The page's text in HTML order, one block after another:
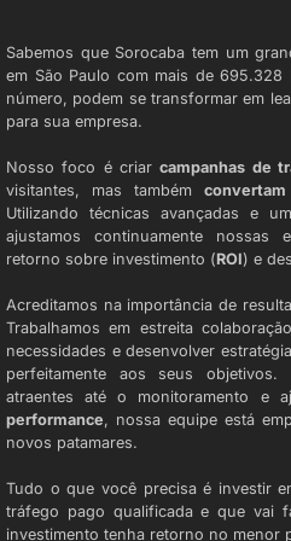
Sabemos que Sorocaba tem um
em São Paulo com mais de
número, podem se transformar em
para sua empresa.
Nosso foco é criarcampanhas de
visitantes, mas também
Utilizando técnicas avançadas e
ajustamos continuamente nossas
retorno sobre investimento (ROI) e
Acreditamos na importância de
Trabalhamos em estreita
necessidades e desenvolver
perfeitamente aos seus
atraentes até o monitoramento e
performance, nossa equipe está
novos patamares.
Tudo o que você precisa é investir
tráfego pago qualificada e que vai
investimento tenha retorno no menor